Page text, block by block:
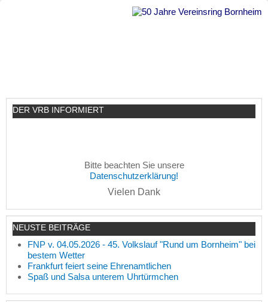
DER VRB INFORMIERT
Bitte beachten Sie unsere
Datenschutzerklärung!
Vielen Dank
NEUSTE BEITRÄGE
FNP v. 04.05.2026 - 45. Volkslauf "Rund um Bornheim" bei
bestem Wetter
Frankfurt feiert seine Ehrenamtlichen
Spaß und Salsa unterem Uhrtürmchen